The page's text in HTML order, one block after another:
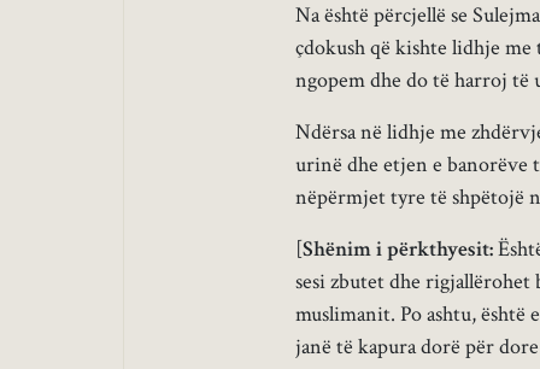
Na është përcjellë se
çdokush që kishte lidhje me
ngopem dhe do të harroj të
Ndërsa në lidhje me
urinë dhe etjen e banorëve
nëpërmjet tyre të shpëtojë
[Shënim i përkthyesit:
sesi zbutet dhe rigjallërohet
muslimanit. Po ashtu,
janë të kapura dorë për